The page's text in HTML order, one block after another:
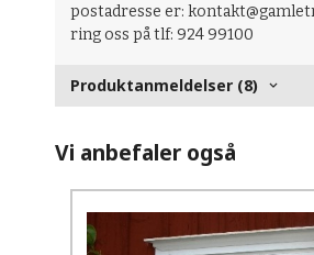
postadresse er:
ring oss på tlf: 924 99100
Produktanmeldelser (8)
Vi anbefaler også